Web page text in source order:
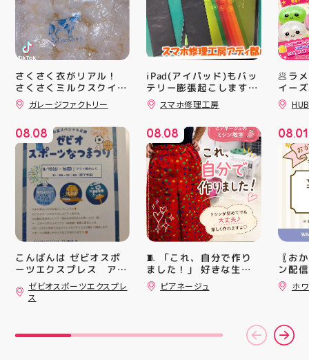
さくさく衣がリアル！
さくさくミルクスクイー
ズ入荷！ クセになる感
触ですよ 他にもスクイ
お楽しみにーっ️‍️‍️‍ 郡山駅
前 アティ郡山4F “ガレ
ージファクトリー”へ遊
びに来てね️‍️‍️‍ #福島 #郡山
#郡山駅前 #雑貨屋 #ス
クイーズ
ガレージファクトリー
08.08
こんばんは ゼビオスポ
ーツエクスプレス アテ
ィ郡山です ・ 本日は
「ゼビオスポーツなつま
つり」開催のお知らせで
ィ館内にて ☆11:00〜
ゼビオスポーツエクスプレ
ス
iPad(アイパッド)もバッ
テリー膨張起こします🔋
💥スマホ修理工房アティ
郡山店ならデータそのま
スマホ修理工房
08.08
🧵 「これ、自分で作り
ました！」 好きな生地
を選んで、ミシンで少し
ずつ形にしていく時間
ミシン教室では、 「ミ
シンを使ってみたいけ
ピアネージュ
🥟ラ
イー
沸騰
んス
が と
にゅ
みつ
い…
に入
らの
中華
中華
レン
シル
08.01
〖お
ン配
ッパ
￥
ース
験後
ホ